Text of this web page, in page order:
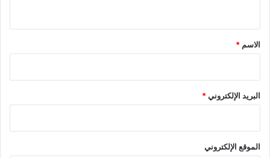
*
الاسم *
البريد الإلكتروني*
الموقع الإلكتروني